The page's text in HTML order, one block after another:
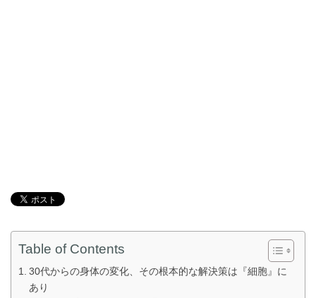
Table of Contents
30代からの身体の変化、その根本的な解決策は『細胞』に
あり